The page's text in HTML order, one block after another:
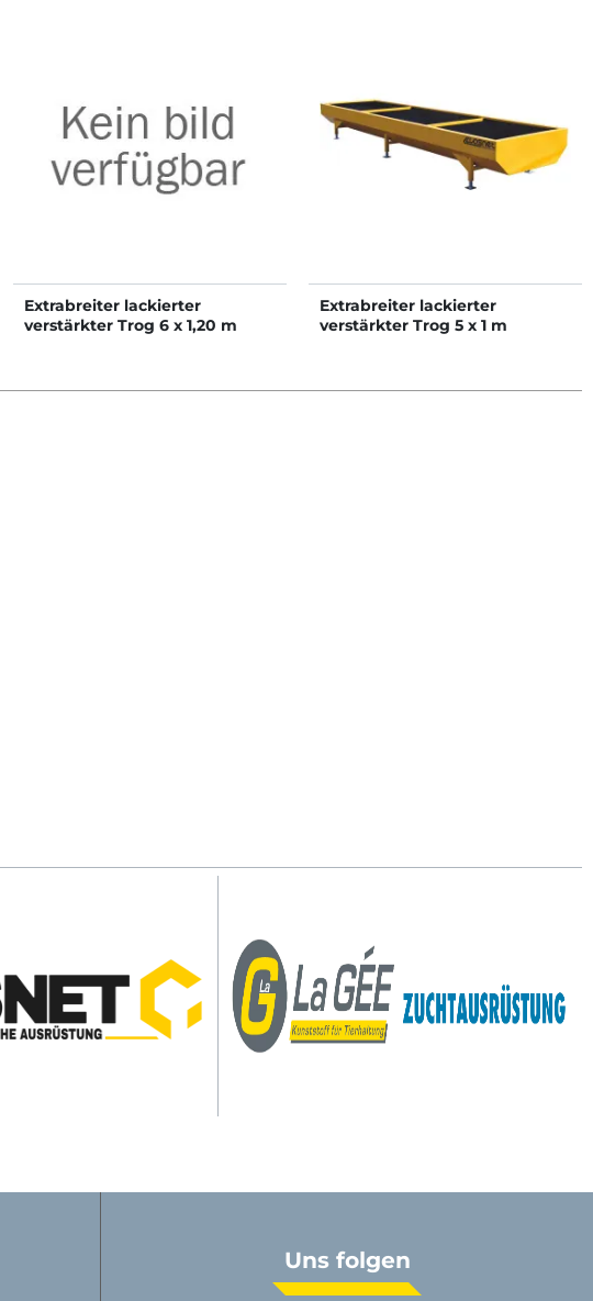
Extrabreiter lackierter
verstärkter Trog 6 x 1,20 m
Extrabreiter lackierter
verstärkter Trog 5 x 1 m
Uns folgen